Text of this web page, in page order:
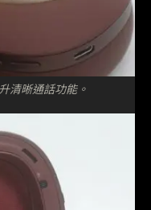
清晰通話功能。